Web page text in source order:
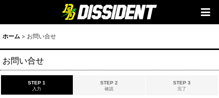
ホーム > お問い合せ
お問い合せ
STEP 1
入力
STEP 2
確認
STEP 3
完了